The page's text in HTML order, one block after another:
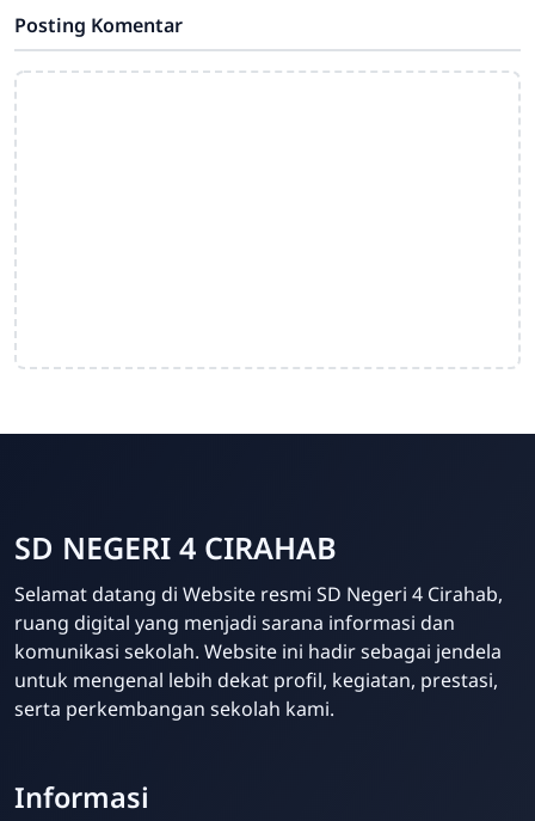
Admin
Online
Posting Komentar
SD NEGERI 4 CIRAHAB
Selamat datang di Website resmi SD Negeri 4 Cirahab,
ruang digital yang menjadi sarana informasi dan
komunikasi sekolah. Website ini hadir sebagai jendela
untuk mengenal lebih dekat profil, kegiatan, prestasi,
serta perkembangan sekolah kami.
Informasi